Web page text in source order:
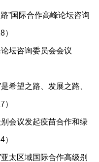
”国际合作高峰论坛咨询
坛咨询委员会会议
希望之路、发展之路、
会议发起疫苗合作和绿
太区域国际合作高级别